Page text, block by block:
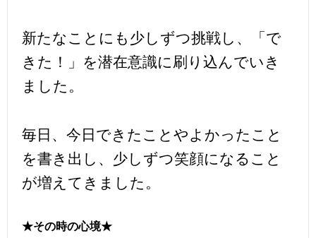
新たなことにも少しずつ挑戦し、「で
きた！」を潜在意識に刷り込んでいき
ました。
毎日、今日できたことやよかったこと
を書き出し、少しずつ笑顔になること
が増えてきました。
★その時の心境★